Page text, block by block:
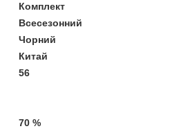
Комплект
Всесезонний
Чорний
Китай
56
70 %